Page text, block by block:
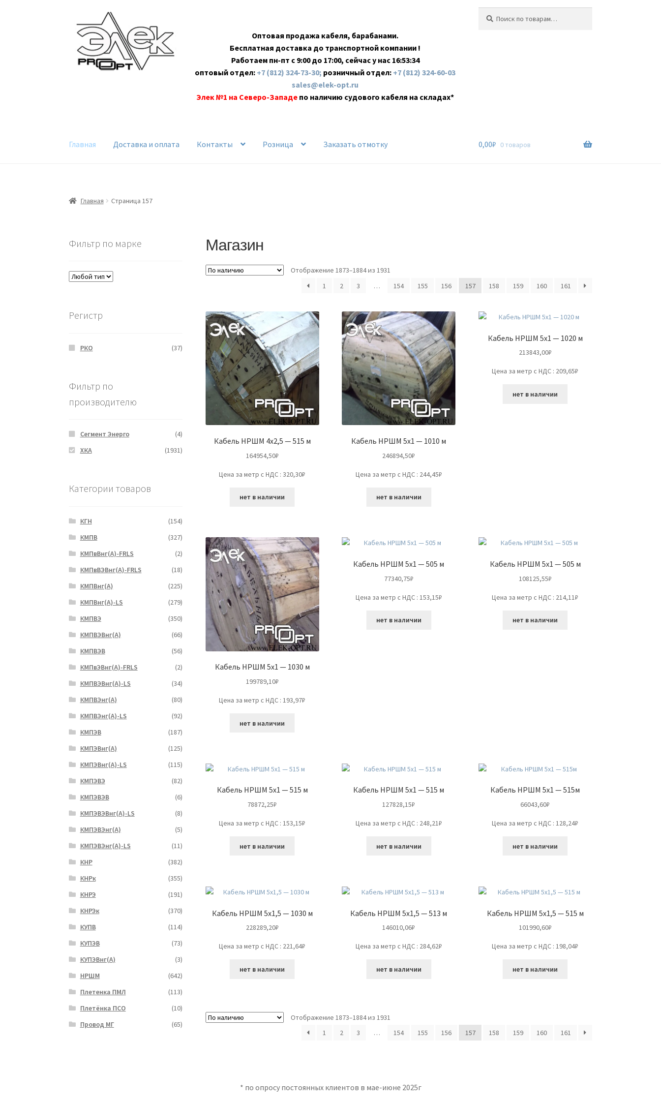
навигации
содержимому
Оптовая продажа кабеля, барабанами.
Бесплатная доставка до транспортной компании !
Работаем пн-пт с 9:00 до 17:00, сейчас у нас 16:53:34
оптовый отдел: +7 (812) 324-73-30; розничный отдел: +7 (812) 324-60-03
sales@elek-opt.ru
Элек №1 на Северо-Западе по наличию судового кабеля на складах*
Главная Доставка и оплата Контакты Розница Заказать отмотку 0,00₽ 0 товаров
Главная Страница 157
Магазин
Отображение 1873–1884 из 1931
1
2 3 … 154 155 156 157 158 159 160 161
Кабель НРШМ 4х2,5 — 515 м
164954,50₽
Цена за метр с НДС : 320,30₽
нет в наличии
Кабель НРШМ 5х1 — 1010 м
246894,50₽
Цена за метр с НДС : 244,45₽
нет в наличии
Кабель НРШМ 5х1 — 1020 м
213843,00₽
Цена за метр с НДС : 209,65₽
нет в наличии
Кабель НРШМ 5х1 — 1030 м
199789,10₽
Цена за метр с НДС : 193,97₽
нет в наличии
Кабель НРШМ 5х1 — 505 м
77340,75₽
Цена за метр с НДС : 153,15₽
нет в наличии
Кабель НРШМ 5х1 — 505 м
108125,55₽
Цена за метр с НДС : 214,11₽
нет в наличии
Кабель НРШМ 5х1 — 515 м
78872,25₽
Цена за метр с НДС : 153,15₽
нет в наличии
Кабель НРШМ 5х1 — 515 м
127828,15₽
Цена за метр с НДС : 248,21₽
нет в наличии
Кабель НРШМ 5х1 — 515м
66043,60₽
Цена за метр с НДС : 128,24₽
нет в наличии
Кабель НРШМ 5х1,5 — 1030 м
228289,20₽
Цена за метр с НДС : 221,64₽
нет в наличии
Кабель НРШМ 5х1,5 — 513 м
146010,06₽
Цена за метр с НДС : 284,62₽
нет в наличии
Кабель НРШМ 5х1,5 — 515 м
101990,60₽
Цена за метр с НДС : 198,04₽
нет в наличии
Отображение 1873–1884 из 1931
1
2 3 … 154 155 156 157 158 159 160 161
Фильтр по марке
Регистр
РКО (37)
Фильтр по
производителю
Сегмент Энерго
(4)
ХКА
(1931)
Категории товаров
КГН
(154)
КМПВ
(327)
КМПвВнг(А)-FRLS
(2)
КМПвВЭВнг(А)-FRLS
(18)
КМПВнг(А)
(225)
КМПВнг(А)-LS
(279)
КМПВЭ
(350)
КМПВЭBнг(А)
(66)
КМПВЭВ
(56)
КМПвЭВнг(А)-FRLS
(2)
КМПВЭВнг(А)-LS
(34)
КМПВЭнг(А)
(80)
КМПВЭнг(А)-LS
(92)
КМПЭВ
(187)
КМПЭВнг(А)
(125)
КМПЭВнг(А)-LS
(115)
КМПЭВЭ
(82)
КМПЭВЭВ
(6)
КМПЭВЭВнг(А)-LS
(8)
КМПЭВЭнг(А)
(5)
КМПЭВЭнг(А)-LS
(11)
КНР
(382)
КНРк
(355)
КНРЭ
(191)
КНРЭк
(370)
КУПВ
(114)
КУПЭВ
(73)
КУПЭВнг(А)
(3)
НРШМ
(642)
Плетенка ПМЛ
(113)
Плетёнка ПСО
(10)
Провод МГ
(65)
* по опросу постоянных клиентов в мае-июне 2025г